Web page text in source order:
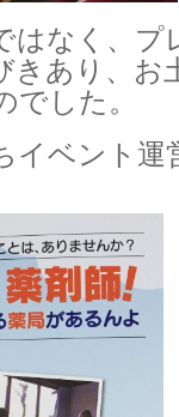
はなく、プ
きあり、お
でした。
イベント運